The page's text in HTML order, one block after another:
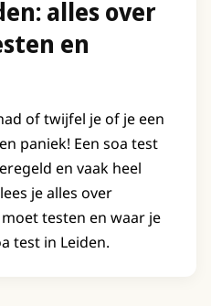
alles over
en
of twijfel je of je een
paniek! Een soa test
en vaak heel
je alles over
testen en waar je
test in Leiden.